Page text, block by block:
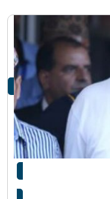
दुर्गा प्रसाईंलाई